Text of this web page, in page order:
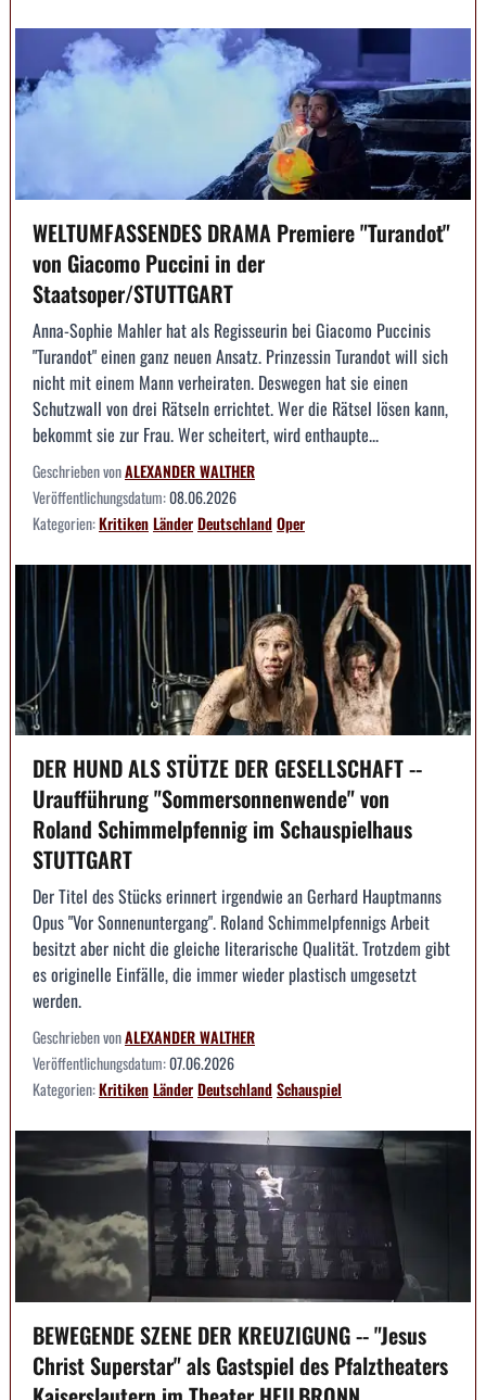
WELTUMFASSENDES DRAMA Premiere "Turandot"
von Giacomo Puccini in der
Staatsoper/STUTTGART
Anna-Sophie Mahler hat als Regisseurin bei Giacomo Puccinis
"Turandot" einen ganz neuen Ansatz. Prinzessin Turandot will sich
nicht mit einem Mann verheiraten. Deswegen hat sie einen
Schutzwall von drei Rätseln errichtet. Wer die Rätsel lösen kann,
bekommt sie zur Frau. Wer scheitert, wird enthaupte...
Geschrieben vonALEXANDER WALTHER
Veröffentlichungsdatum:08.06.2026
Kategorien:KritikenLänderDeutschlandOper
DER HUND ALS STÜTZE DER GESELLSCHAFT --
Uraufführung "Sommersonnenwende" von
Roland Schimmelpfennig im Schauspielhaus
STUTTGART
Der Titel des Stücks erinnert irgendwie an Gerhard Hauptmanns
Opus "Vor Sonnenuntergang". Roland Schimmelpfennigs Arbeit
besitzt aber nicht die gleiche literarische Qualität. Trotzdem gibt
es originelle Einfälle, die immer wieder plastisch umgesetzt
werden.
Geschrieben vonALEXANDER WALTHER
Veröffentlichungsdatum:07.06.2026
Kategorien:KritikenLänderDeutschlandSchauspiel
BEWEGENDE SZENE DER KREUZIGUNG -- "Jesus
Christ Superstar" als Gastspiel des Pfalztheaters